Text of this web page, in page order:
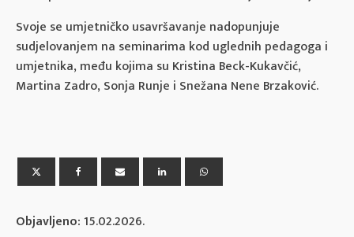
Svoje se umjetničko usavršavanje nadopunjuje
sudjelovanjem na seminarima kod uglednih pedagoga i
umjetnika, među kojima su Kristina Beck-Kukavčić,
Martina Zadro, Sonja Runje i Snežana Nene Brzaković.
Objavljeno: 15.02.2026.